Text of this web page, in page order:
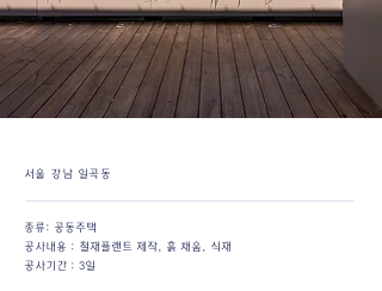
​서울 강남 일곡동
종류: 공동주택
​공사내용 : 철재플랜트 제작, 흙 채움, 식재
공사기간 : 3일